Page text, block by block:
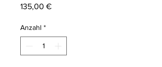
135,00 €Preis
Anzahl *